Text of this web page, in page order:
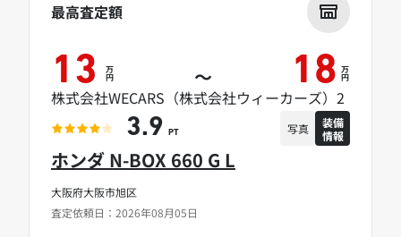
大阪府大阪市旭区
査定依頼日：2026年08月05日
ホンダ N-BOX 660 G L
最高査定額
13 万
円 ～ 18 万
円
株式会社WECARS（株式会社ウィーカーズ）2
3.9 PT 写真
装備
情報